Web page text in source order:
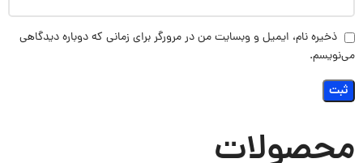
ذخیره نام، ایمیل و وبسایت من در مرورگر برای زمانی که دوباره دیدگاهی
می‌نویسم.
محصولات